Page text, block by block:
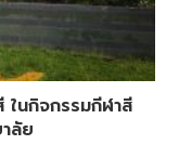
ในกิจกรรมกีฬาสี
ลัย